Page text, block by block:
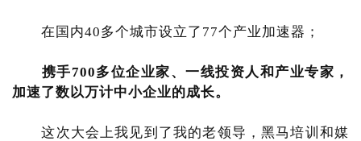
在国内40多个城市设立了77个产业加速器；
携手700多位企业家、一线投资人和产业专家，
加速了数以万计中小企业的成长。
这次大会上我见到了我的老领导，黑马培训和媒